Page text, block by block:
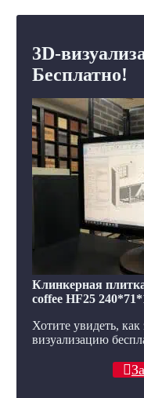
3D-
Бесплатно!
Клинкерная
coffee HF25
Хотите увидеть,
визуализацию